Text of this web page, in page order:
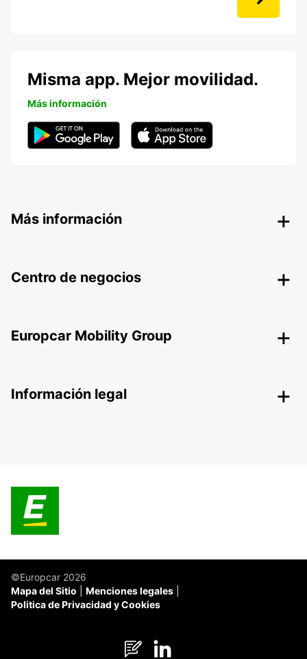
Misma app. Mejor movilidad.
Más información
Más información
Centro de negocios
Europcar Mobility Group
Información legal
©Europcar 2026
Mapa del Sitio
Menciones legales
Politica de Privacidad y Cookies